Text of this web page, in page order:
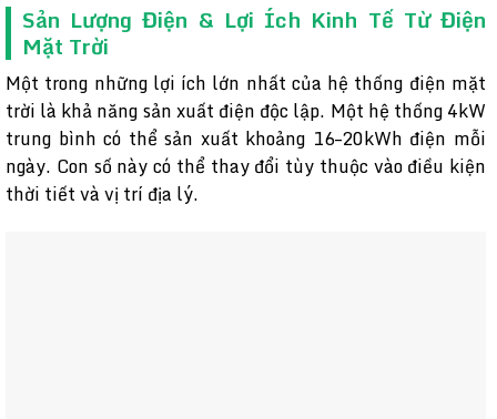
Sản Lượng Điện & Lợi Ích Kinh Tế Từ Điện
Mặt Trời
Một trong những lợi ích lớn nhất của hệ thống điện mặt
trời là khả năng sản xuất điện độc lập. Một hệ thống 4kW
trung bình có thể sản xuất khoảng 16–20kWh điện mỗi
ngày. Con số này có thể thay đổi tùy thuộc vào điều kiện
thời tiết và vị trí địa lý.